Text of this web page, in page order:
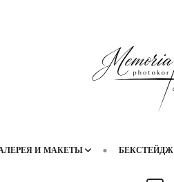
И МАКЕТЫ БЕКСТЕЙДЖ